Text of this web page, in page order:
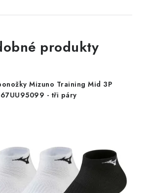
produkty
Mizuno Training Mid 3P
67UU95099 - tři páry